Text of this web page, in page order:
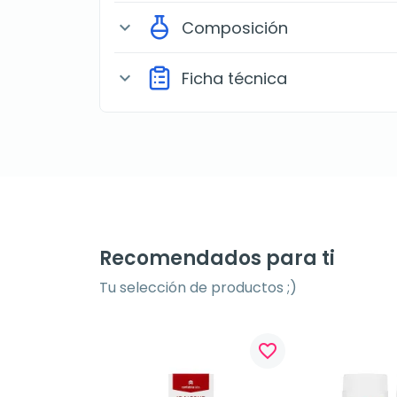
expand_more Composición
expand_more Ficha técnica
Recomendados para ti
Tu selección de productos ;)
favorite_border